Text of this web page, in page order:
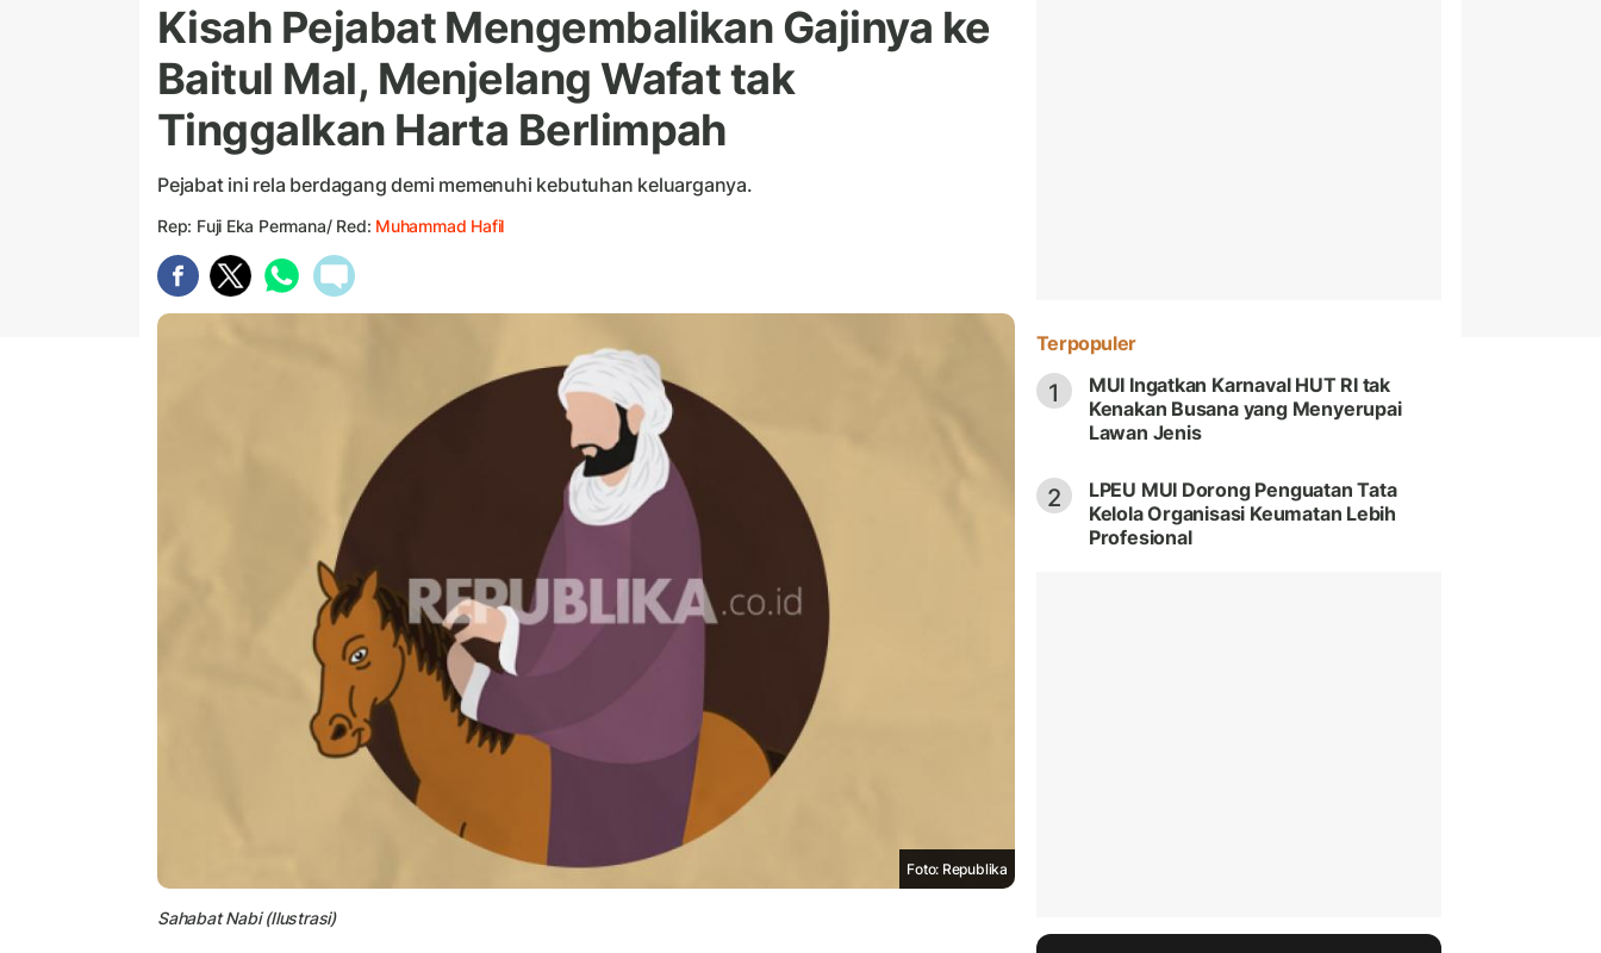
Kisah Pejabat Mengembalikan Gajinya ke
Baitul Mal, Menjelang Wafat tak
Tinggalkan Harta Berlimpah
Pejabat ini rela berdagang demi memenuhi kebutuhan keluarganya.
Rep: Fuji Eka Permana/ Red: Muhammad Hafil
Foto: Republika
Sahabat Nabi (Ilustrasi)
Terpopuler
1
MUI Ingatkan Karnaval HUT RI tak
Kenakan Busana yang Menyerupai
Lawan Jenis
2
LPEU MUI Dorong Penguatan Tata
Kelola Organisasi Keumatan Lebih
Profesional